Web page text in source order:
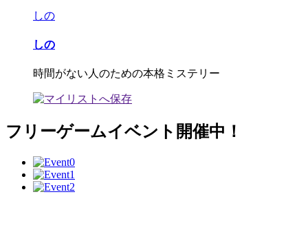
しの
しの
時間がない人のための本格ミステリー
フリーゲームイベント開催中！